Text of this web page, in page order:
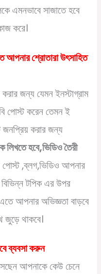
এমনভাবে সাজাতে হবে
করে।
আপনার শ্রোতারা উৎসাহিত
জন্য যেমন ইনস্টাগ্রাম
পোস্ট করেন তেমন ই
জনপ্রিয় করার জন্য
হবে,ভিডিও তৈরী
,ব্লগ,ভিডিও আপনার
টপিক এর উপর
আপনার অভিজ্ঞতা বাড়বে
জুড়ে থাকবে।
ব্যবসা করুন
আপনাকে কেউ চেনে